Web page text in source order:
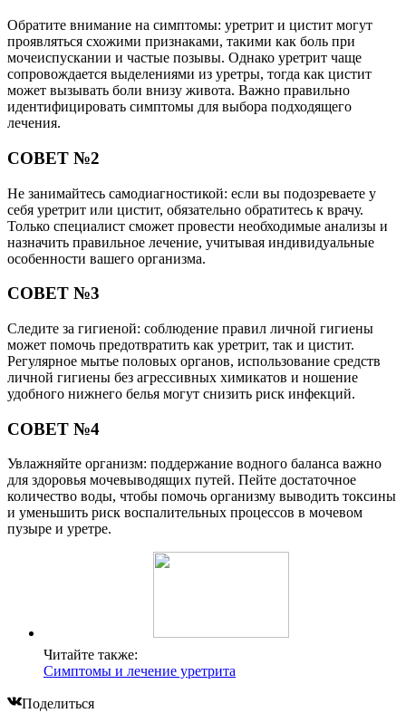
Обратите внимание на симптомы: уретрит и цистит могут
проявляться схожими признаками, такими как боль при
мочеиспускании и частые позывы. Однако уретрит чаще
сопровождается выделениями из уретры, тогда как цистит
может вызывать боли внизу живота. Важно правильно
идентифицировать симптомы для выбора подходящего
лечения.
СОВЕТ №2
Не занимайтесь самодиагностикой: если вы подозреваете у
себя уретрит или цистит, обязательно обратитесь к врачу.
Только специалист сможет провести необходимые анализы и
назначить правильное лечение, учитывая индивидуальные
особенности вашего организма.
СОВЕТ №3
Следите за гигиеной: соблюдение правил личной гигиены
может помочь предотвратить как уретрит, так и цистит.
Регулярное мытье половых органов, использование средств
личной гигиены без агрессивных химикатов и ношение
удобного нижнего белья могут снизить риск инфекций.
СОВЕТ №4
Увлажняйте организм: поддержание водного баланса важно
для здоровья мочевыводящих путей. Пейте достаточное
количество воды, чтобы помочь организму выводить токсины
и уменьшить риск воспалительных процессов в мочевом
пузыре и уретре.
Читайте также:
Симптомы и лечение уретрита
Поделиться